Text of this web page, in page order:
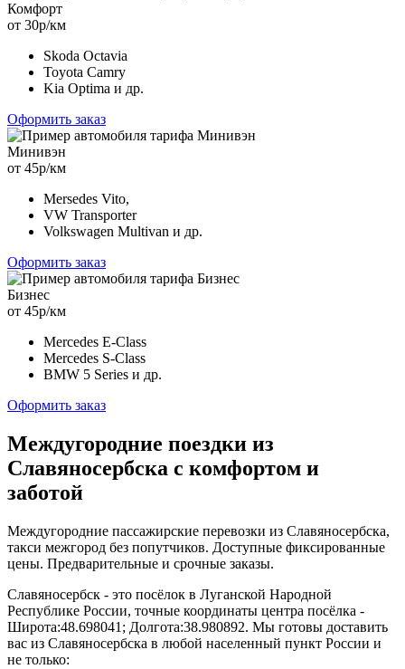
Комфорт
от 30р/км
Skoda Octavia
Toyota Camry
Kia Optima и др.
Оформить заказ
Минивэн
от 45р/км
Mersedes Vito,
VW Transporter
Volkswagen Multivan и др.
Оформить заказ
Бизнес
от 45р/км
Mercedes E-Class
Mercedes S-Class
BMW 5 Series и др.
Оформить заказ
Междугородние поездки из
Славяносербска с комфортом и
заботой
Междугородние пассажирские перевозки из Славяносербска,
такси межгород без попутчиков. Доступные фиксированные
цены. Предварительные и срочные заказы.
Славяносербск - это посёлок в Луганской Народной
Республике России, точные координаты центра посёлка -
Широта:48.698041; Долгота:38.980892. Мы готовы доставить
вас из Славяносербска в любой населенный пункт России и
не только: